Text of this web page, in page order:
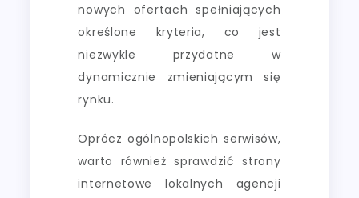
nowych ofertach spełniających
określone kryteria, co jest
niezwykle przydatne w
dynamicznie zmieniającym się
rynku.
Oprócz ogólnopolskich serwisów,
warto również sprawdzić strony
internetowe lokalnych agencji